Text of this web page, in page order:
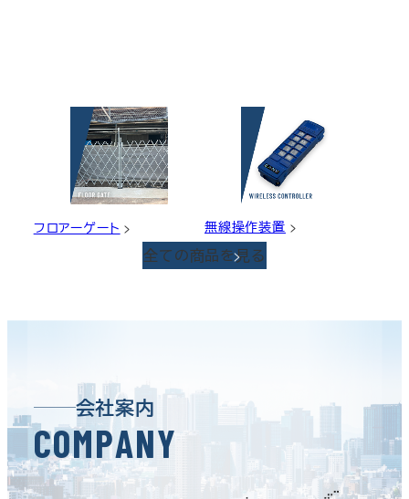
フロアーゲート 無線操作装置
全ての商品を見る
会社案内
COMPANY